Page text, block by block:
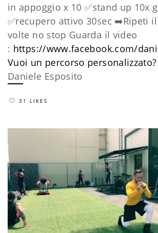
in appoggio x 10✅stand up 10x
✅recupero attivo 30sec ➡️Ripeti
volte no stop Guarda il video
: https://www.facebook.com/
Vuoi un percorso personalizzato?
Daniele Esposito
31 LIKES